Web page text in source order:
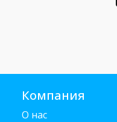
Компания
О нас